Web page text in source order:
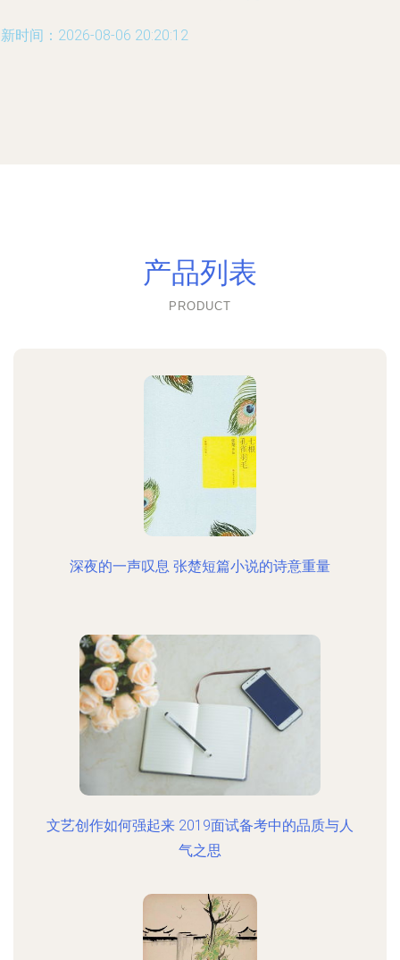
时间：2026-08-06 20:20:12
产品列表
PRODUCT
深夜的一声叹息 张楚短篇小说的诗意重量
文艺创作如何强起来 2019面试备考中的品质与人
气之思